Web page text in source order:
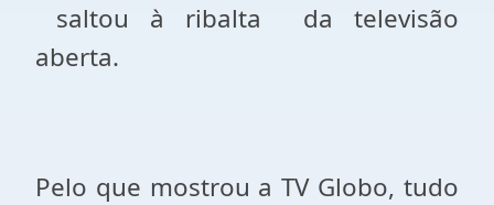
saltou à ribalta
da televisão
aberta.
Pelo que mostrou a TV Globo, tudo